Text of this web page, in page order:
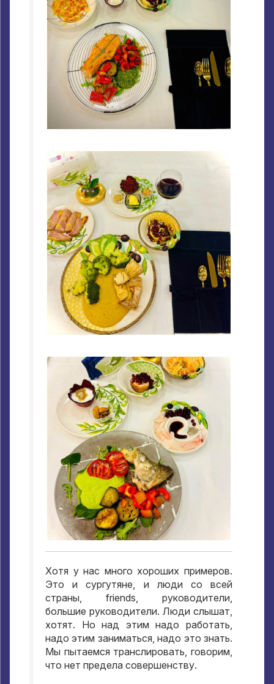
Хотя у нас много хороших примеров.
Это и сургутяне, и люди со всей
страны, friends, руководители,
большие руководители. Люди слышат,
хотят. Но над этим надо работать,
надо этим заниматься,надо это знать.
Мы пытаемся транслировать,говорим,
что нет предела совершенству.